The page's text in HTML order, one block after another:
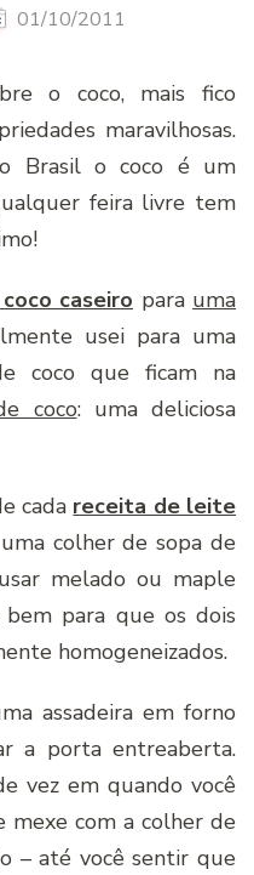
01/10/2011
o coco, mais fico
maravilhosas.
Brasil o coco é um
feira livre tem
caseiro para uma
usei para uma
coco que ficam na
coco: uma deliciosa
cada receita de leite
colher de sopa de
melado ou maple
para que os dois
homogeneizados.
assadeira em forno
a porta entreaberta.
vez em quando você
mexe com a colher de
– até você sentir que